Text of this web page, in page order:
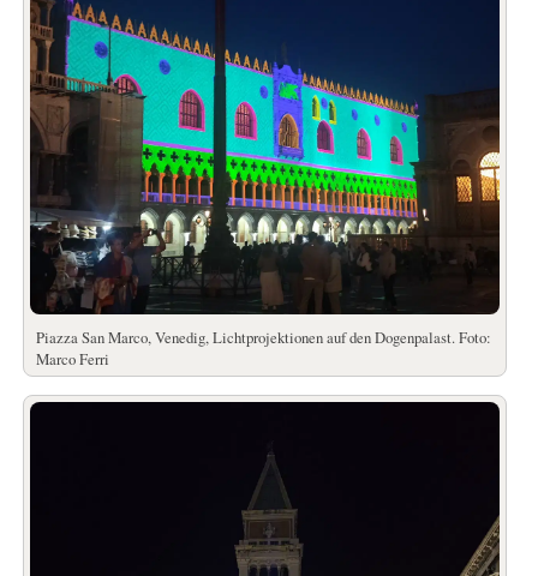
Piazza San Marco, Venedig, Lichtprojektionen auf den Dogenpalast. Foto:
Marco Ferri